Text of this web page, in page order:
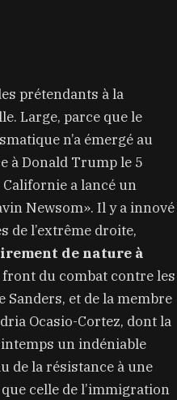
prétendants à la
Large, parce que le
n’a émergé au
à Donald Trump le 5
a lancé un
Newsom». Il y a innové
de l’extrême droite,
de nature à
du combat contre les
et de la membre
Ocasio-Cortez, dont la
un indéniable
de la résistance à une
celle de l’immigration